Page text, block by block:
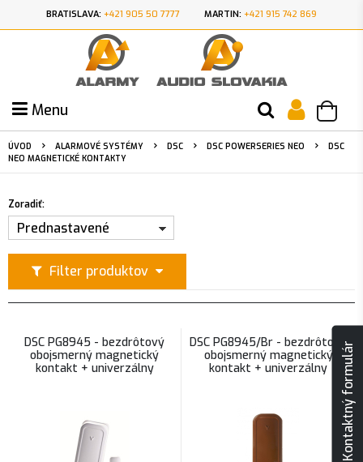
BRATISLAVA: +421 905 50 7777 MARTIN: +421 915 742 869
Menu
ÚVOD ALARMOVÉ SYSTÉMY DSC DSC POWERSERIES NEO
DSC
NEO MAGNETICKÉ KONTAKTY
Filter produktov
Zoradiť:
Prednastavené
DSC PG8945 - bezdrôtový
obojsmerný magnetický
kontakt + univerzálny
DSC PG8945/Br - bezdrôtový
obojsmerný magnetický
kontakt + univerzálny
Kontaktný formulár